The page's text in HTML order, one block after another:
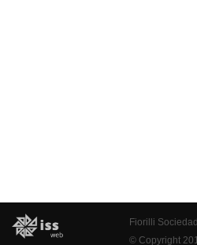
Fiorilli
© Copyright